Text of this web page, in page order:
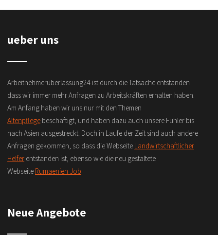
ueber uns
Arbeitnehmerüberlassung24 ist durch die Tatsache entstanden
dass wir immer mehr Anfragen zu Arbeitskräften erhalten haben.
Am Anfang haben wir uns nur mit den Themen
Altenpflege beschäftigt, und haben dazu auch unsere Fühler bis
nach Asien ausgestreckt. Doch in Laufe der Zeit sind auch andere
Anfragen gekommen, so dass die Webseite Landwirtschaftlicher
Helfer entstanden ist, ebenso wie die neu gestaltete
Webseite Rumaenien Job.
Neue Angebote